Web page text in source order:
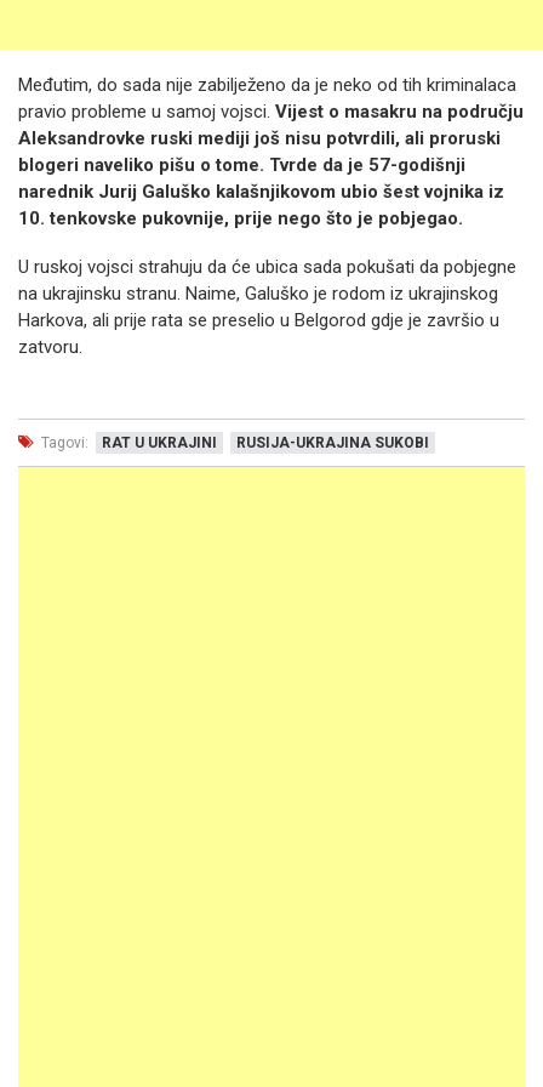
Međutim, do sada nije zabilježeno da je neko od tih kriminalaca
pravio probleme u samoj vojsci. Vijest o masakru na području
Aleksandrovke ruski mediji još nisu potvrdili, ali proruski
blogeri naveliko pišu o tome. Tvrde da je 57-godišnji
narednik Jurij Galuško kalašnjikovom ubio šest vojnika iz
10. tenkovske pukovnije, prije nego što je pobjegao.
U ruskoj vojsci strahuju da će ubica sada pokušati da pobjegne
na ukrajinsku stranu. Naime, Galuško je rodom iz ukrajinskog
Harkova, ali prije rata se preselio u Belgorod gdje je završio u
zatvoru.
Tagovi: RAT U UKRAJINI RUSIJA-UKRAJINA SUKOBI